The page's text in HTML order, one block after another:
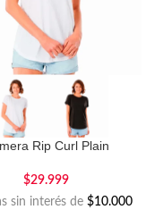
Rip Curl Plain
$29.999
sin interés de $10.000